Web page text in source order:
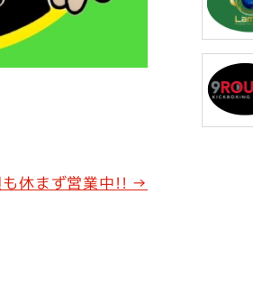
も休まず営業中!! →